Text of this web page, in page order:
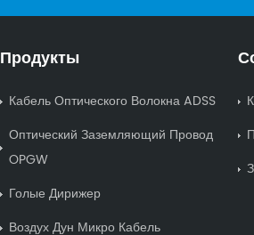
Продукты
Кабель Оптического Волокна ADSS
Оптический Заземляющий Провод
OPGW
Голые Дирижер
Воздух Дун Микро Кабель